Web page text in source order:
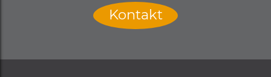
Kontakt